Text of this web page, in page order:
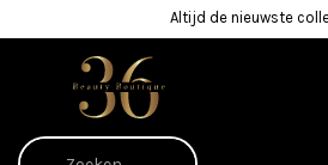
Altijd de nieuwste